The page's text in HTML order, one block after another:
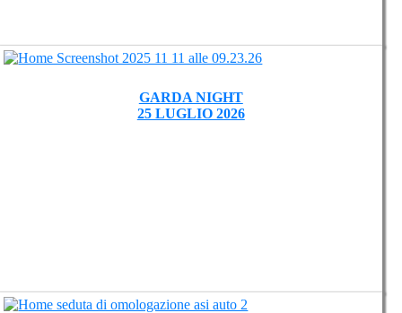
GARDA NIGHT
25 LUGLIO 2026